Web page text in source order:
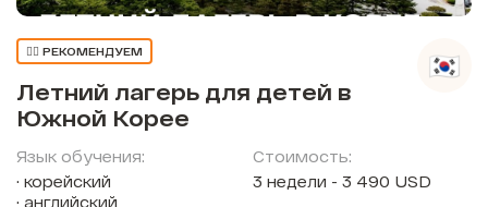
👍🏼 РЕКОМЕНДУЕМ
Летний лагерь для детей в
Южной Корее
Язык обучения:
корейский
английский
Стоимость:
3 недели - 3 490 USD